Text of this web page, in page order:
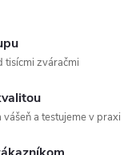
tisícmi zváračmi
vášeň a testujeme v praxi